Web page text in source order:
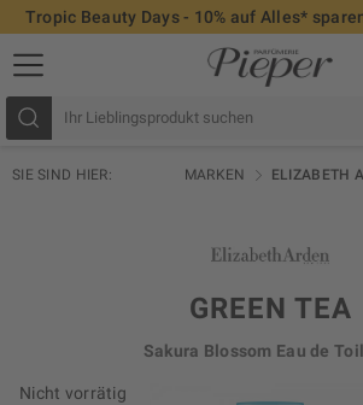
Tropic Beauty Days - 10% auf Alles*
SIE SIND HIER: MARKEN ELIZABETH
Nicht vorrätig
GREEN TEA
Sakura Blossom Eau de